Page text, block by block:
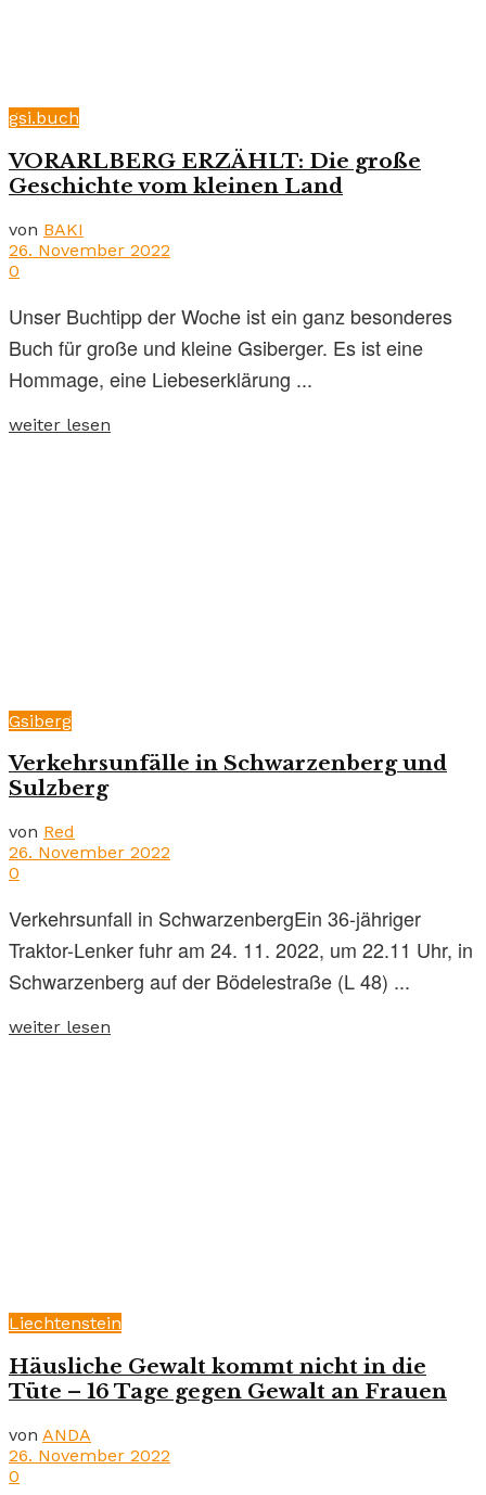
gsi.buch
VORARLBERG ERZÄHLT: Die große
Geschichte vom kleinen Land
von BAKI
26. November 2022
0
Unser Buchtipp der Woche ist ein ganz besonderes
Buch für große und kleine Gsiberger. Es ist eine
Hommage, eine Liebeserklärung ...
weiter lesen
Gsiberg
Verkehrsunfälle in Schwarzenberg und
Sulzberg
von Red
26. November 2022
0
Verkehrsunfall in SchwarzenbergEin 36-jähriger
Traktor-Lenker fuhr am 24. 11. 2022, um 22.11 Uhr, in
Schwarzenberg auf der Bödelestraße (L 48) ...
weiter lesen
Liechtenstein
Häusliche Gewalt kommt nicht in die
Tüte – 16 Tage gegen Gewalt an Frauen
von ANDA
26. November 2022
0